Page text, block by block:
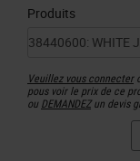
Produits
Veuillez vous connecter
pous voir le prix de ce
ou DEMANDEZun devis